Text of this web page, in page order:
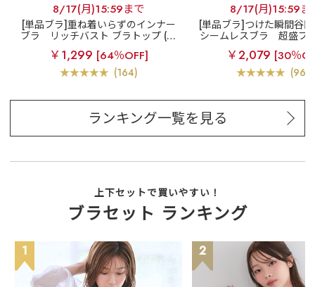
8/17(月)15:59まで
[単品ブラ]重ね着いらずのインナー
ブラ
リッチバスト ブラトップ (ワ
イヤー入り)
￥1,299 [64％OFF]
(164)
8/17(月)15:59ま
[単品ブラ]つけた瞬間谷
シームレスブラ
超盛ブ
ムレス 単品ブラジ
￥2,079 [30％
(969)
ランキング一覧を見る
上下セットで買いやすい！
ブラセット ランキング
1 2